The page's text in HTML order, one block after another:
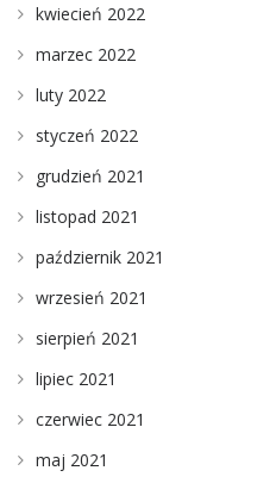
kwiecień 2022
marzec 2022
luty 2022
styczeń 2022
grudzień 2021
listopad 2021
październik 2021
wrzesień 2021
sierpień 2021
lipiec 2021
czerwiec 2021
maj 2021